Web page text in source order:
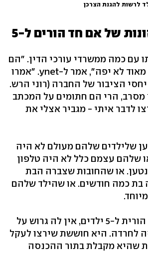
לרשות להגנת הצרכן
יעקלו דמי מזונות של אם חד הורים ל-5
עם כמה ממשרדי עורכי הדין. "הם
דיברו איתי בצורה מאוד לא יפה", אמר ל-ynet. "אמרו
הציבור של החברה (רוני הרש.
מסרב, הרי הם חתומים על המכתב
לדבר איתי - מגביר אצלי את
שלילדים שלהם מעולם לא היה
שלהם עצמם כלל לא היה טלפון
או שהחובות שצברה הבת
בת כמה חודשים. או שהילד שלהם
"פנתה אלי אם חד הורית ל-5 ילדים, אין לה גרוש על
לחרדה. היא חוששת שירצו לעקל
שהיא מקבלת בתור ההכנסה